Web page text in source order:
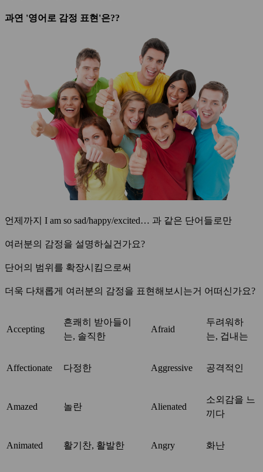
과연 '영어로 감정 표현'은??
언제까지 I am so sad/happy/excited… 과 같은 단어들로만
여러분의 감정을 설명하실건가요?
단어의 범위를 확장시킴으로써
더욱 다채롭게 여러분의 감정을 표현해보시는거 어떠신가요?
Accepting
흔쾌히 받아들이
는, 솔직한
Afraid
두려워하
는, 겁내는
Affectionate 다정한 Aggressive 공격적인
Amazed 놀란 Alienated
소외감을 느
끼다
Animated 활기찬, 활발한 Angry 화난